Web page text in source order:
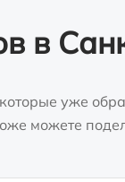
в
уже
можете